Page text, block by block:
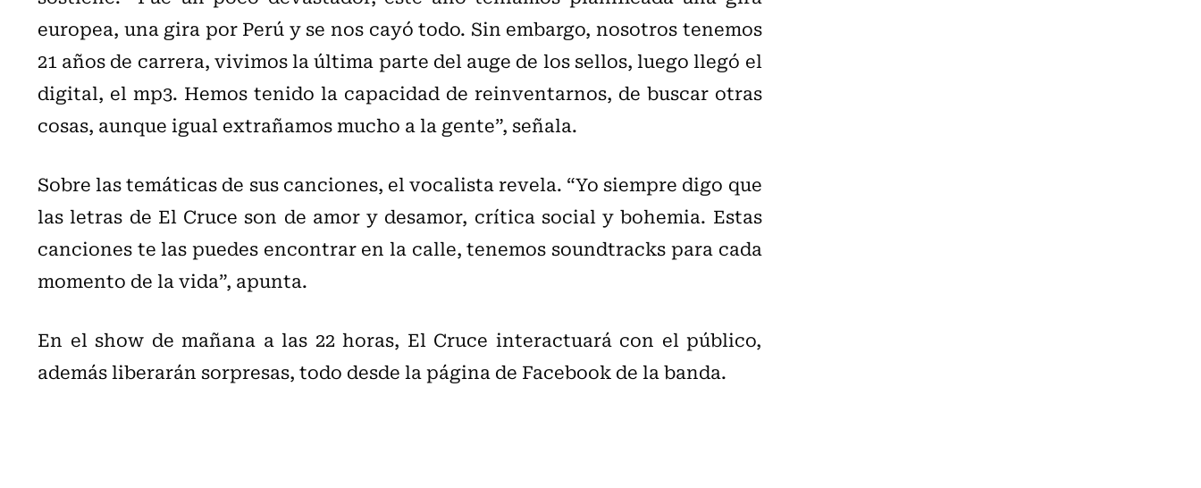
europea, una gira por Perú y se nos cayó todo. Sin embargo, nosotros tenemos
21 años de carrera, vivimos la última parte del auge de los sellos, luego llegó el
digital, el mp3. Hemos tenido la capacidad de reinventarnos, de buscar otras
cosas, aunque igual extrañamos mucho a la gente”, señala.
Sobre las temáticas de sus canciones, el vocalista revela. “Yo siempre digo que
las letras de El Cruce son de amor y desamor, crítica social y bohemia. Estas
canciones te las puedes encontrar en la calle, tenemos soundtracks para cada
momento de la vida”, apunta.
En el show de mañana a las 22 horas, El Cruce interactuará con el público,
además liberarán sorpresas, todo desde la página de Facebook de la banda.